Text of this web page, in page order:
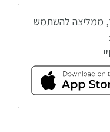
ממליצה להשתמש